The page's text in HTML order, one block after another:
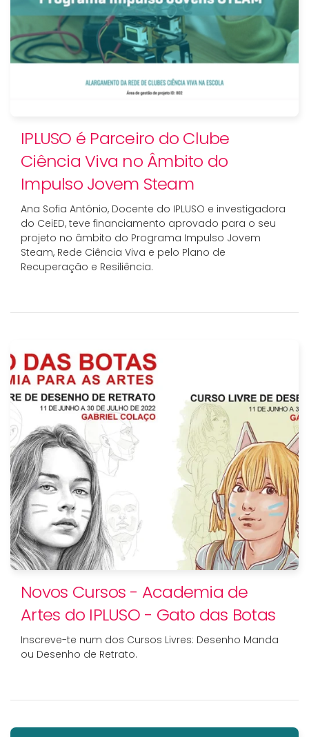
IPLUSO é Parceiro do Clube
Ciência Viva no Âmbito do
Impulso Jovem Steam
Ana Sofia António, Docente do IPLUSO e investigadora
do CeiED, teve financiamento aprovado para o seu
projeto no âmbito do Programa Impulso Jovem
Steam, Rede Ciência Viva e pelo Plano de
Recuperação e Resiliência.
Novos Cursos - Academia de
Artes do IPLUSO - Gato das Botas
Inscreve-te num dos Cursos Livres: Desenho Manda
ou Desenho de Retrato.